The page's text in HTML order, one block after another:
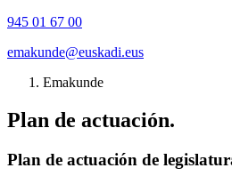
945 01 67 00
emakunde@euskadi.eus
Emakunde
Plan de actuación.
Plan de actuación de